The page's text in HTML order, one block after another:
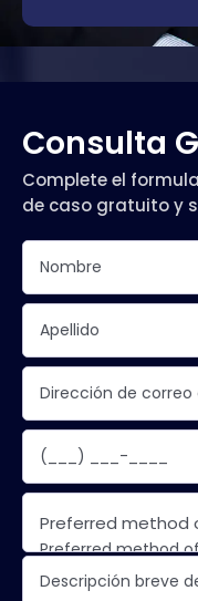
Consulta
Complete el
de caso gratuito y
Preferred method
Preferred method
Email